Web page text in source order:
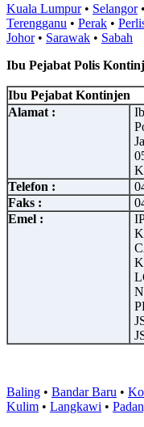
Kuala Lumpur• Selangor•
Terengganu • Perak •
Johor• Sarawak • Sabah
Ibu Pejabat Polis
Ibu Pejabat Kontinjen
Alamat :
Telefon :
Faks :
Emel :
Baling • Bandar Baru •
Kulim • Langkawi •